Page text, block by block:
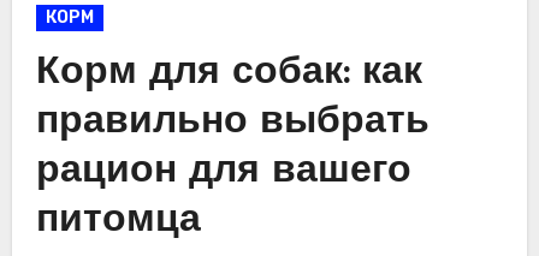
КОРМ
Корм для собак: как
правильно выбрать
рацион для вашего
питомца